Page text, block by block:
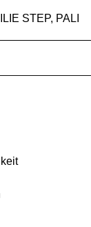
PRODUKTFAMILIE STEP, PALI